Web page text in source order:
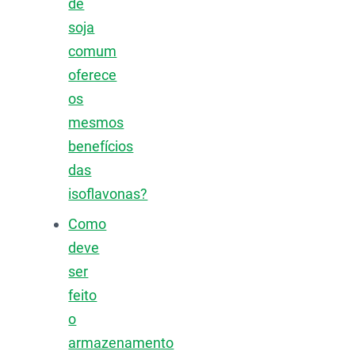
de
soja
comum
oferece
os
mesmos
benefícios
das
isoflavonas?
Como
deve
ser
feito
o
armazenamento